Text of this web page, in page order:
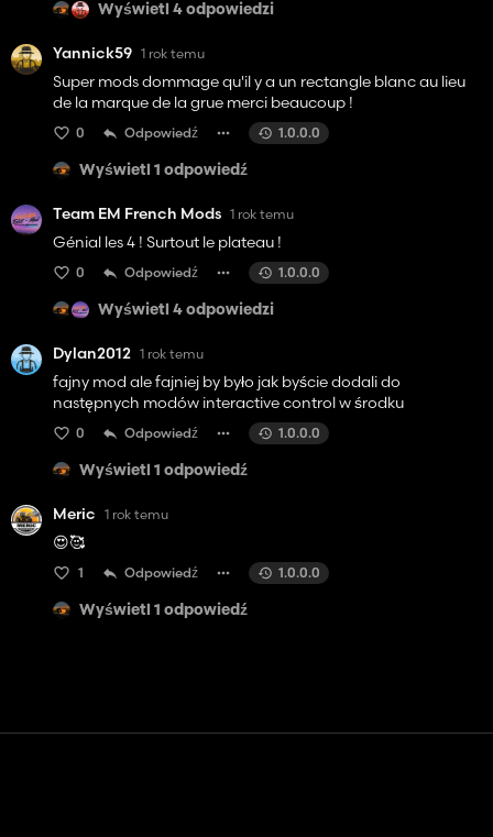
Wyświetl 4 odpowiedzi
Yannick59 1 rok temu
Super mods dommage qu'il y a un rectangle blanc au lieu
de la marque de la grue merci beaucoup !
0 Odpowiedź 1.0.0.0
Wyświetl 1 odpowiedź
Team EM French Mods 1 rok temu
Génial les 4 ! Surtout le plateau !
0 Odpowiedź 1.0.0.0
Wyświetl 4 odpowiedzi
Dylan2012 1 rok temu
fajny mod ale fajniej by było jak byście dodali do
następnych modów interactive control w środku
0 Odpowiedź 1.0.0.0
Wyświetl 1 odpowiedź
Meric 1 rok temu
😍🥰
1 Odpowiedź 1.0.0.0
Wyświetl 1 odpowiedź